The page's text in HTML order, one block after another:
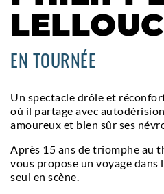
EN TOURNÉE
Un spectacle drôle et
où il partage avec
amoureux et bien sûr ses
Après 15 ans de triomphe au
vous propose un voyage dans
seul en scène.